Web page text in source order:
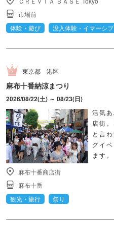
市場前
体験・遊び
没入体験・イマーシブ
東京都 港区
麻布十番納涼まつり
2026/08/22(土) ～ 08/23(日)
活気
店街
と言
グイ
ます。
麻布十番商店街
麻布十番
観光・旅行
祭り